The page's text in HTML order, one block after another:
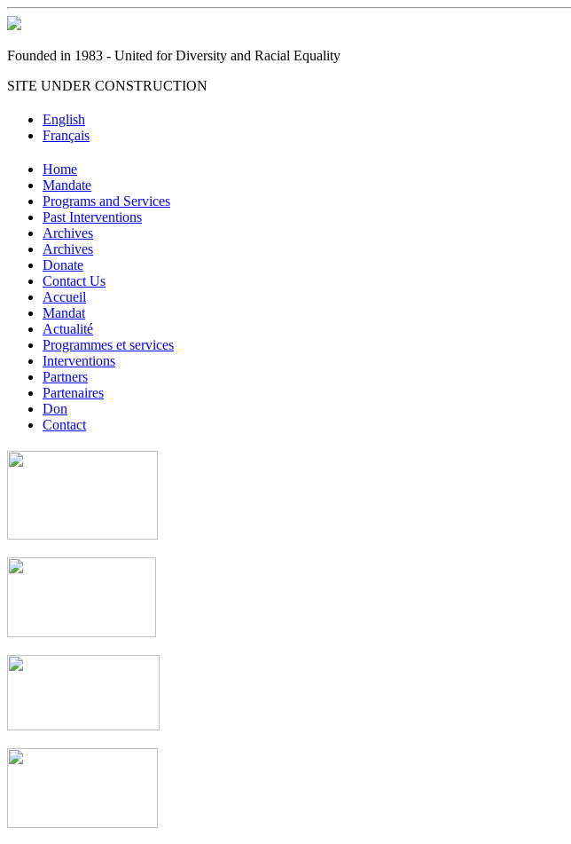
Founded in 1983 - United for Diversity and Racial Equality
SITE UNDER CONSTRUCTION
English
Français
Home
Mandate
Programs and Services
Past Interventions
Archives
Archives
Donate
Contact Us
Accueil
Mandat
Actualité
Programmes et services
Interventions
Partners
Partenaires
Don
Contact